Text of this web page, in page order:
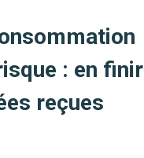
: en finir
reçues